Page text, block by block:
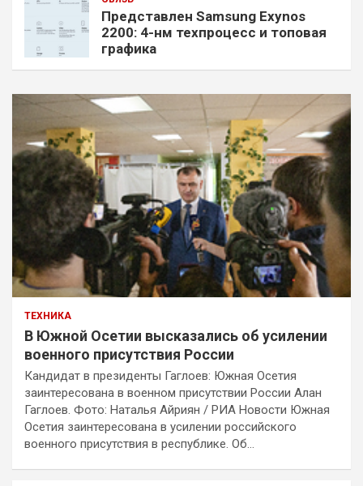
Представлен Samsung Exynos
2200: 4-нм техпроцесс и топовая
графика
ТЕХНИКА
В Южной Осетии высказались об усилении
военного присутствия России
Кандидат в президенты Гаглоев: Южная Осетия
заинтересована в военном присутствии России Алан
Гаглоев. Фото: Наталья Айриян / РИА Новости Южная
Осетия заинтересована в усилении российского
военного присутствия в республике. Об…